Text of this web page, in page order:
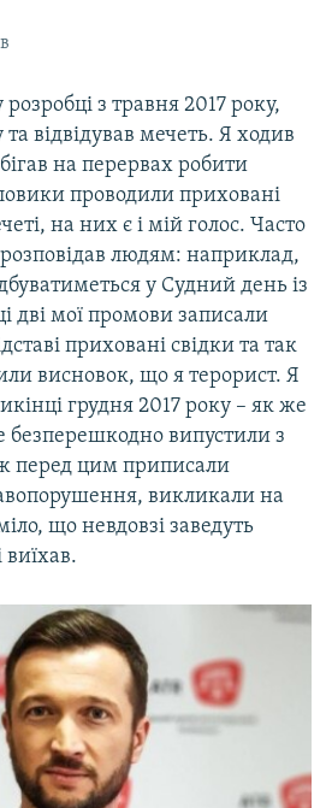
з травня 2017 року,
відвідував мечеть. Я ходив
на перервах робити
проводили приховані
на них є і мій голос. Часто
людям: наприклад,
у Судний день із
дві мої промови записали
приховані свідки та так
висновок, що я терорист. Я
грудня 2017 року – як же
безперешкодно випустили з
ж перед цим приписали
викликали на
що невдовзі заведуть